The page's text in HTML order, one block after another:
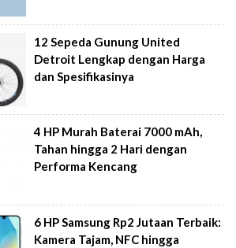
12 Sepeda Gunung United
Detroit Lengkap dengan Harga
dan Spesifikasinya
4 HP Murah Baterai 7000 mAh,
Tahan hingga 2 Hari dengan
Performa Kencang
6 HP Samsung Rp2 Jutaan Terbaik:
Kamera Tajam, NFC hingga